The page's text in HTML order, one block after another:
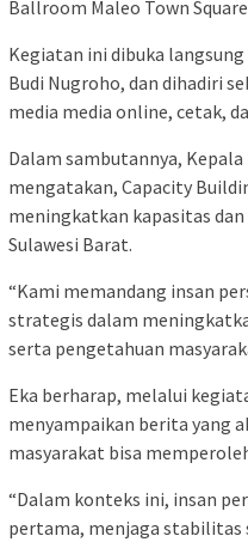
Ballroom Maleo Town
Kegiatan ini dibuka
Budi Nugroho, dan dihadiri
media media online, cetak,
Dalam sambutannya,
mengatakan, Capacity
meningkatkan kapasitas
Sulawesi Barat.
“Kami memandang insan
strategis dalam
serta pengetahuan
Eka berharap, melalui
menyampaikan berita yang
masyarakat bisa
“Dalam konteks ini, insan
pertama, menjaga stabilitas